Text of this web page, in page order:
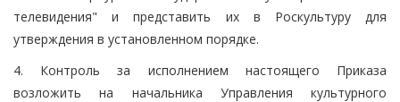
телевидения" и представить их в Роскультуру для
утверждения в установленном порядке.
4. Контроль за исполнением настоящего Приказа
возложить на начальника Управления культурного